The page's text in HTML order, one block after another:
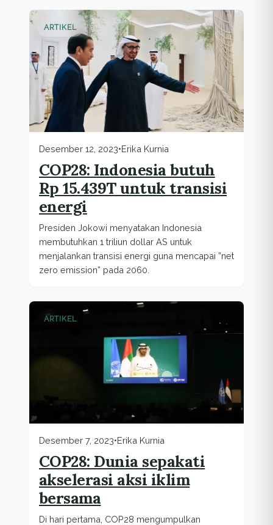
ARTIKEL
Desember 12, 2023•Erika Kurnia
COP28: Indonesia butuh
Rp 15.439T untuk transisi
energi
Presiden Jokowi menyatakan Indonesia
membutuhkan 1 triliun dollar AS untuk
menjalankan transisi energi guna mencapai ”net
zero emission” pada 2060.
ARTIKEL
Desember 7, 2023•Erika Kurnia
COP28: Dunia sepakati
akselerasi aksi iklim
bersama
Di hari pertama, COP28 mengumpulkan